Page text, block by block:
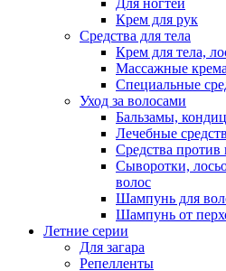
Для ногтей
Крем для рук
Средства для тела
Крем для тела,
Массажные крема
Специальные
Уход за волосами
Бальзамы,
Лечебные
Средства
Сыворотки,
волос
Шампунь для
Шампунь от
Летние серии
Для загара
Репелленты